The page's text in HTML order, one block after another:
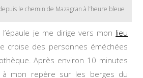
le chemin de Mazagran à l’heure bleue
je me dirige vers mon lieu
croise des personnes éméchées
Après environ 10 minutes
à mon repère sur les berges du